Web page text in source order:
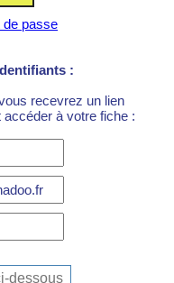
de passe
:
recevrez un lien
à votre fiche :